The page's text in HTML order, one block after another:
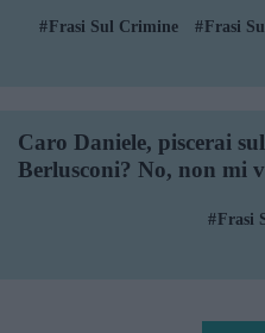
Frasi Sul Crimine Frasi
Caro Daniele, piscerai
Berlusconi? No, non mi
Frasi